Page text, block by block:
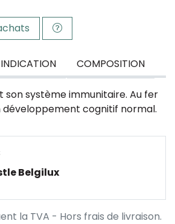
INDICATION COMPOSITION
son système immunitaire. Au fer
développement cognitif normal.
Belgilux
la TVA - Hors frais de livraison.